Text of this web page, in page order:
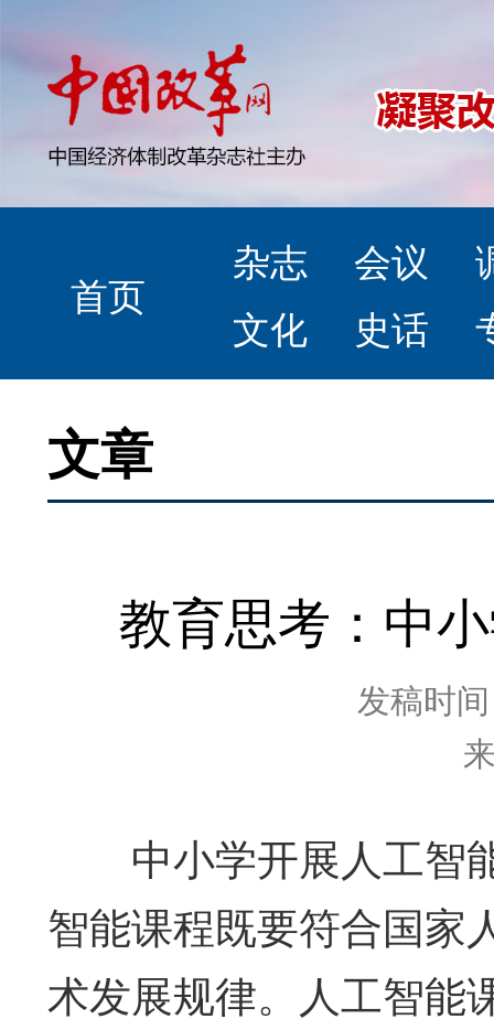
首页
杂志 会议
文化
史话
文章
教育思考：中
发稿时
中小学开展人工智
智能课程既要符合国家
术发展规律。人工智能